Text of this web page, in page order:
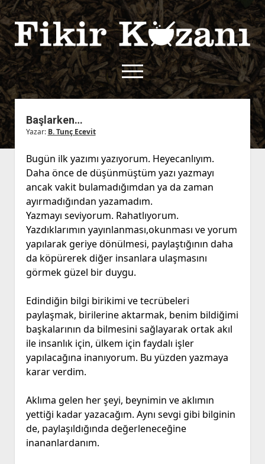
Fikir
Kazanı
menüyü
aç
twitterfacebook
rss
aç
Kullanım Koşulları
Gizlilik Politikası
Çerez Politikası
İletişim
Kurallar
Başvuru
Başlarken…
Yazar: B. Tunç Ecevit
Bugün ilk yazımı yazıyorum. Heyecanlıyım.
Daha önce de düşünmüştüm yazı yazmayı
ancak vakit bulamadığımdan ya da zaman
ayırmadığından yazamadım.
Yazmayı seviyorum. Rahatlıyorum.
Yazdıklarımın yayınlanması,okunması ve yorum
yapılarak geriye dönülmesi, paylaştığının daha
da köpürerek diğer insanlara ulaşmasını
görmek güzel bir duygu.
Edindiğin bilgi birikimi ve tecrübeleri
paylaşmak, birilerine aktarmak, benim bildiğimi
başkalarının da bilmesini sağlayarak ortak akıl
ile insanlık için, ülkem için faydalı işler
yapılacağına inanıyorum. Bu yüzden yazmaya
karar verdim.
Aklıma gelen her şeyi, beynimin ve aklımın
yettiği kadar yazacağım. Aynı sevgi gibi bilginin
de, paylaşıldığında değerleneceğine
inananlardanım.